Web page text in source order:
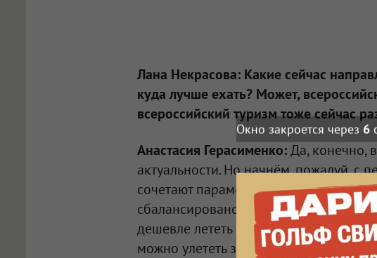
Лана Некрасова: Какие сейчас
куда лучше ехать? Может,
всероссийский туризм тоже сейчас
Анастасия Герасименко:Да, конечно,
актуальности. Но начнём, пожалуй, с
сочетают параметры «качество/цена/
сбалансировано. Омичам повезло, у
дешевле лететь именно из Астаны на
можно улететь за 100 тысяч рублей,
Окно закроется через 4